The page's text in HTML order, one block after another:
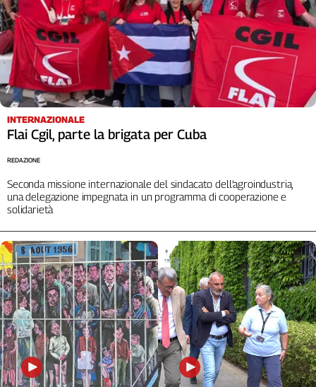
L'Italia
nel
Lavoro
Territori
Abruzzo-
Molise
Alto
Basilicata
Calabria
Campania
Romagna
Friuli
Venezia
Giulia
Lazio
Liguria
Lombardia
Marche
Piemonte
INTERNAZIONALE
Flai Cgil, parte la brigata per Cuba
Seconda missione internazionale del sindacato dell’agroindustria,
una delegazione impegnata in un programma di cooperazione e
solidarietà
REDAZIONE